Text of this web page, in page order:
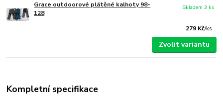
Grace outdoorové plátěné kalhoty 98-
128
279 Kč/ks
Skladem 3 ks
Zvolit variantu
Kompletní specifikace